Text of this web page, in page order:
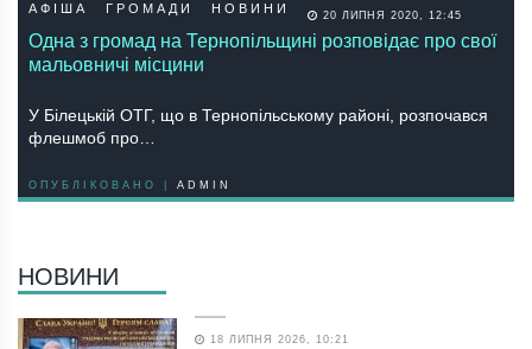
АФІША ГРОМАДИ НОВИНИ 20 ЛИПНЯ 2020, 12:45
Одна з громад на Тернопільщині розповідає про свої
мальовничі місцини
У Білецькій ОТГ, що в Тернопільському районі, розпочався
флешмоб про…
ОПУБЛІКОВАНО | ADMIN
НОВИНИ
18 ЛИПНЯ 2026, 10:21